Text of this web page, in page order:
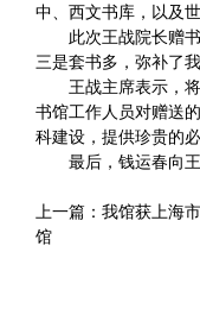
中、西文书库，以及
此次王战院长赠
三是套书多，弥补了
王战主席表示，
书馆工作人员对赠送
科建设，提供珍贵的必
最后，钱运春向
上一篇： 我馆获上海
馆